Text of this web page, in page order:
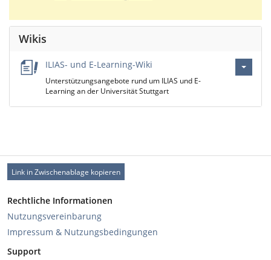
Wikis
ILIAS- und E-Learning-Wiki
Unterstützungsangebote rund um ILIAS und E-
Learning an der Universität Stuttgart
Link in Zwischenablage kopieren
Rechtliche Informationen
Nutzungsvereinbarung
Impressum & Nutzungsbedingungen
Support